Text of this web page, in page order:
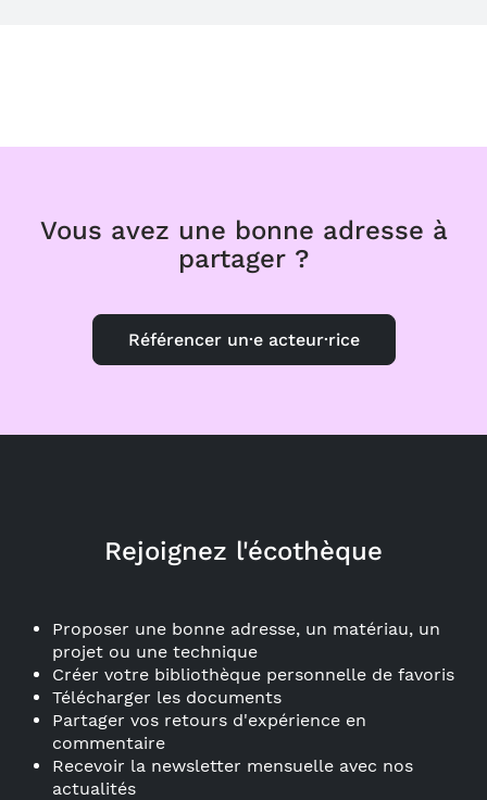
Vous avez une bonne adresse à
partager ?
Référencer un·e acteur·rice
Rejoignez l'écothèque
Proposer une bonne adresse, un matériau, un
projet ou une technique
Créer votre bibliothèque personnelle de favoris
Télécharger les documents
Partager vos retours d'expérience en
commentaire
Recevoir la newsletter mensuelle avec nos
actualités